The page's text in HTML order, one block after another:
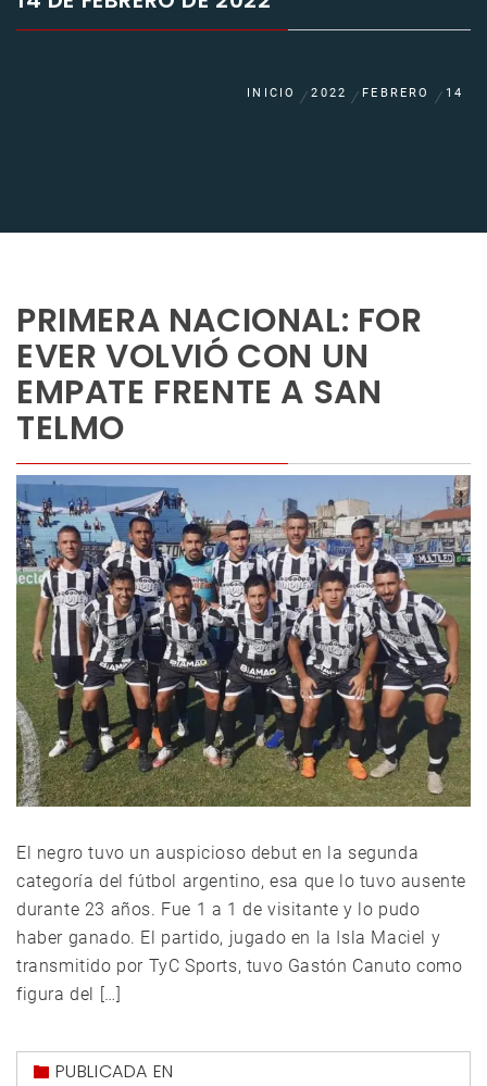
INICIO 2022 FEBRERO 14
PRIMERA NACIONAL: FOR
EVER VOLVIÓ CON UN
EMPATE FRENTE A SAN
TELMO
El negro tuvo un auspicioso debut en la segunda
categoría del fútbol argentino, esa que lo tuvo ausente
durante 23 años. Fue 1 a 1 de visitante y lo pudo
haber ganado. El partido, jugado en la Isla Maciel y
transmitido por TyC Sports, tuvo Gastón Canuto como
figura del […]
PUBLICADA EN